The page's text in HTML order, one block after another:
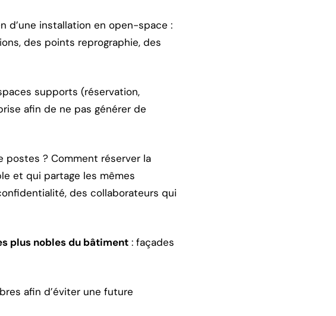
d’une installation en open-space :
des points reprographie, des
supports (réservation,
afin de ne pas générer de
postes ? Comment réserver la
et qui partage les mêmes
des collaborateurs qui
plus nobles du bâtiment : façades
afin d’éviter une future